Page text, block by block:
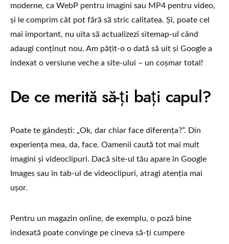
moderne, ca WebP pentru imagini sau MP4 pentru video,
și le comprim cât pot fără să stric calitatea. Și, poate cel
mai important, nu uita să actualizezi sitemap-ul când
adaugi conținut nou. Am pățit-o o dată să uit și Google a
indexat o versiune veche a site-ului – un coșmar total!
De ce merită să-ți bați capul?
Poate te gândești: „Ok, dar chiar face diferența?”. Din
experiența mea, da, face. Oamenii caută tot mai mult
imagini și videoclipuri. Dacă site-ul tău apare în Google
Images sau în tab-ul de videoclipuri, atragi atenția mai
ușor.
Pentru un magazin online, de exemplu, o poză bine
indexată poate convinge pe cineva să-ți cumpere